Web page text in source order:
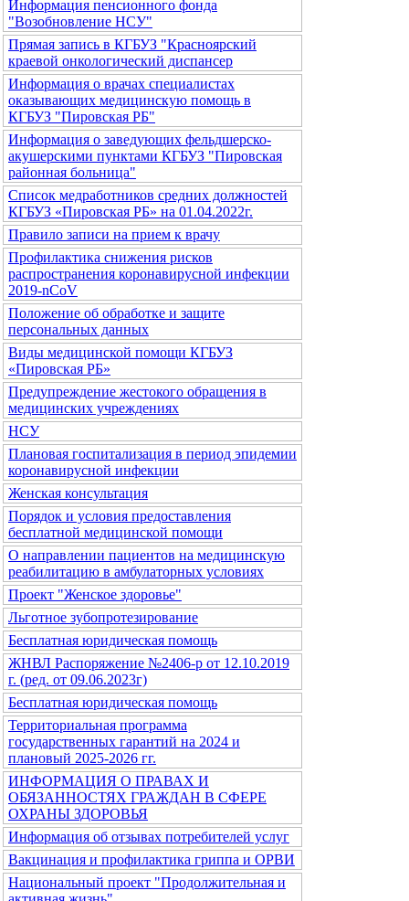
Информация пенсионного фонда
"Возобновление НСУ"
Прямая запись в КГБУЗ "Красноярский
краевой онкологический диспансер
Информация о врачах специалистах
оказывающих медицинскую помощь в
КГБУЗ "Пировская РБ"
Информация о заведующих фельдшерско-
акушерскими пунктами КГБУЗ "Пировская
районная больница"
Список медработников средних должностей
КГБУЗ «Пировская РБ» на 01.04.2022г.
Правило записи на прием к врачу
Профилактика снижения рисков
распространения коронавирусной инфекции
2019-nCoV
Положение об обработке и защите
персональных данных
Виды медицинской помощи КГБУЗ
«Пировская РБ»
Предупреждение жестокого обращения в
медицинских учреждениях
НСУ
Плановая госпитализация в период эпидемии
коронавирусной инфекции
Женская консультация
Порядок и условия предоставления
бесплатной медицинской помощи
О направлении пациентов на медицинскую
реабилитацию в амбулаторных условиях
Проект "Женское здоровье"
Льготное зубопротезирование
Бесплатная юридическая помощь
ЖНВЛ Распоряжение №2406-р от 12.10.2019
г. (ред. от 09.06.2023г)
Бесплатная юридическая помощь
Территориальная программа
государственных гарантий на 2024 и
плановый 2025-2026 гг.
ИНФОРМАЦИЯ О ПРАВАХ И
ОБЯЗАННОСТЯХ ГРАЖДАН В СФЕРЕ
ОХРАНЫ ЗДОРОВЬЯ
Информация об отзывах потребителей услуг
Вакцинация и профилактика гриппа и ОРВИ
Национальный проект "Продолжительная и